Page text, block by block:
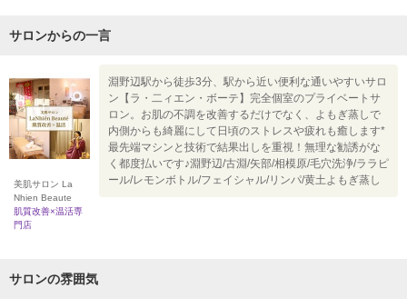
サロンからの一言
美肌サロン La
Nhien Beaute
肌質改善×温活専
門店
淵野辺駅から徒歩3分、駅から近い便利な通いやすいサロ
ン【ラ・二ィエン・ボーテ】完全個室のプライベートサ
ロン。お肌の不調を改善するだけでなく、よもぎ蒸しで
内側からも綺麗にして日頃のストレスや疲れも癒します*
最先端マシンと技術で結果出しを重視！無理な勧誘がな
く都度払いです♪淵野辺/古淵/矢部/相模原/毛穴洗浄/ララピ
ール/レモンボトル/フェイシャル/リンパ/黄土よもぎ蒸し
サロンの雰囲気